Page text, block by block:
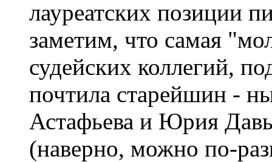
лауреатских позиции
заметим, что самая
судейских коллегий,
почтила старейшин -
Астафьева и Юрия
(наверно, можно по-